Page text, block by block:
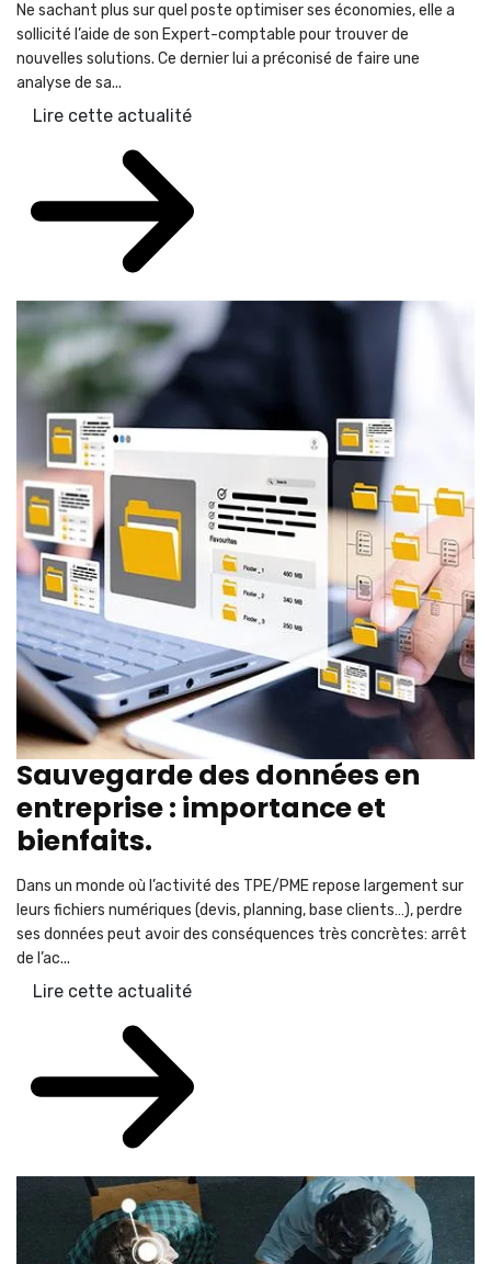
Ne sachant plus sur quel poste optimiser ses économies, elle a
sollicité l’aide de son Expert-comptable pour trouver de
nouvelles solutions. Ce dernier lui a préconisé de faire une
analyse de sa...
Lire cette actualité
Sauvegarde des données en
entreprise : importance et
bienfaits.
Dans un monde où l’activité des TPE/PME repose largement sur
leurs fichiers numériques (devis, planning, base clients…), perdre
ses données peut avoir des conséquences très concrètes: arrêt
de l’ac...
Lire cette actualité